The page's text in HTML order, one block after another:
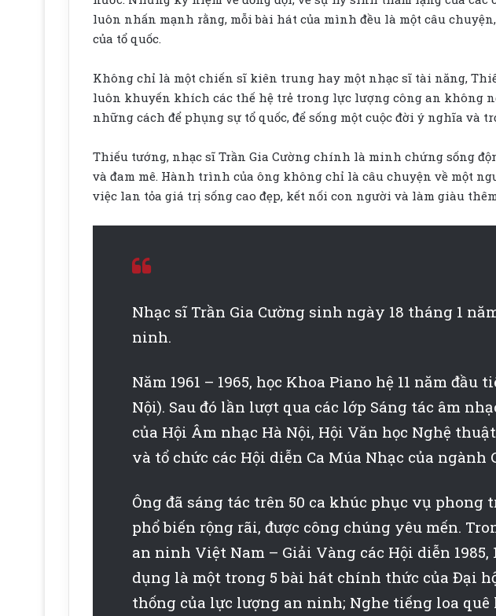
luôn nhấn mạnh rằng, mỗi bài hát của mình đều là một câu
của tổ quốc.
Không chỉ là một chiến sĩ kiên trung hay một nhạc sĩ tài năng,
luôn khuyến khích các thế hệ trẻ trong lực lượng công an không
những cách để phụng sự tổ quốc, để sống một cuộc đời ý nghĩa và
Thiếu tướng, nhạc sĩ Trần Gia Cường chính là minh chứng sống
và đam mê. Hành trình của ông không chỉ là câu chuyện về một
việc lan tỏa giá trị sống cao đẹp, kết nối con người và làm giàu
Nhạc sĩ Trần Gia Cường sinh ngày 18 tháng 1
ninh.
Năm 1961 – 1965, học Khoa Piano hệ 11 năm
Nội). Sau đó lần lượt qua các lớp Sáng tác âm
của Hội Âm nhạc Hà Nội, Hội Văn học Nghệ
và tổ chức các Hội diễn Ca Múa Nhạc của ngành
Ông đã sáng tác trên 50 ca khúc phục vụ phong
phổ biến rộng rãi, được công chúng yêu mến.
an ninh Việt Nam – Giải Vàng các Hội diễn
dụng là một trong 5 bài hát chính thức của Đại
thống của lực lượng an ninh; Nghe tiếng loa quê